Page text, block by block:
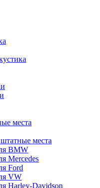
места
места
BMW
Mercedes
Ford
VW
Harley-Davidson